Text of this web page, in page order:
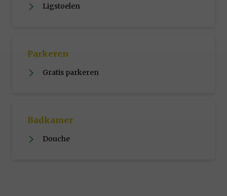
Ligstoelen
Parkeren
Gratis parkeren
Badkamer
Douche